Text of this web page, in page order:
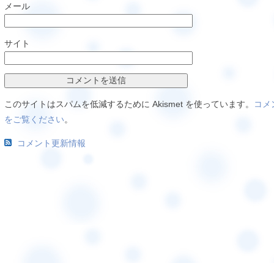
メール
サイト
このサイトはスパムを低減するために Akismet を使っています。
コメ
をご覧ください。
コメント更新情報